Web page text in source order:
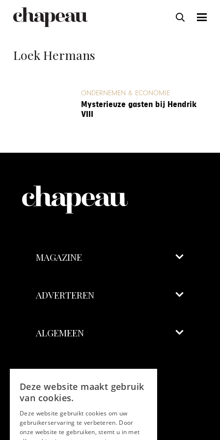
Loek Hermans
ONDERNEMEN & ECONOMIE
Mysterieuze gasten bij Hendrik
VIII
MAGAZINE
ADVERTEREN
ALGEMEEN
Facebook
Twitter
Deze website maakt gebruik
van cookies.
Deze website gebruikt cookies om uw
gebruikerservaring te verbeteren. Door
onze website te gebruiken, stemt u in met